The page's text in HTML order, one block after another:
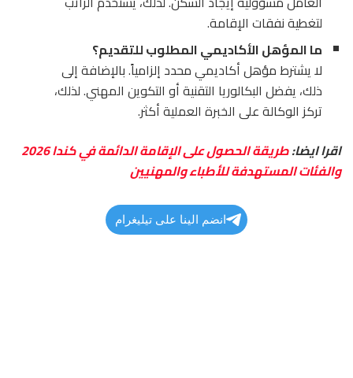
لتغطية نفقات الإقامة.
ما المؤهل الأكاديمي المطلوب للتقديم؟
لا يشترط مؤهل أكاديمي محدد إلزامياً. بالإضافة إلى
ذلك، يفضل البكالوريا التقنية أو التكوين المهني. لذلك،
تركز الوكالة على الخبرة العملية أكثر.
اقرا ايضا:
طريقة الحصول على الإقامة الدائمة في كندا 2026
والفئات المستهدفة للأطباء والمهنيين
انضم الينا على تيليغرام